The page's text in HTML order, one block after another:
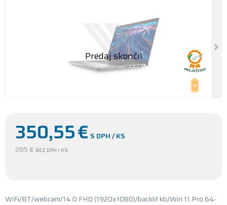
350,55€ S DPH / KS
285 € BEZ DPH / KS
WiFi/BT/webcam/14.0 FHD (1920x1080)/backlit kb/Win 11 Pro 64-